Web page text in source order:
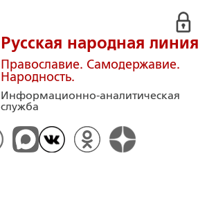
Русская народная линия
Православие. Самодержавие.
Народность.
Информационно-аналитическая
служба